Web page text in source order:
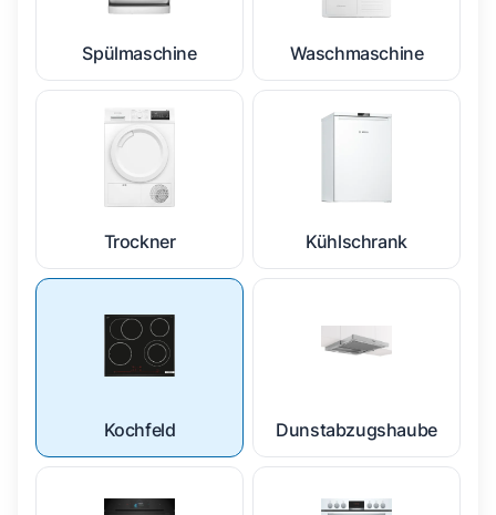
Spülmaschine Waschmaschine
Trockner Kühlschrank
Kochfeld Dunstabzugshaube